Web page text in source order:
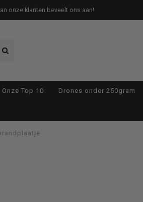
onze klanten beveelt ons aan!
Onze Top 10 Drones onder 250gram